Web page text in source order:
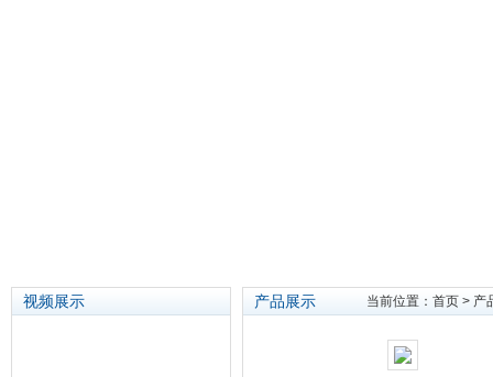
视频展示 产品展示 当前位置： 首页 > 产